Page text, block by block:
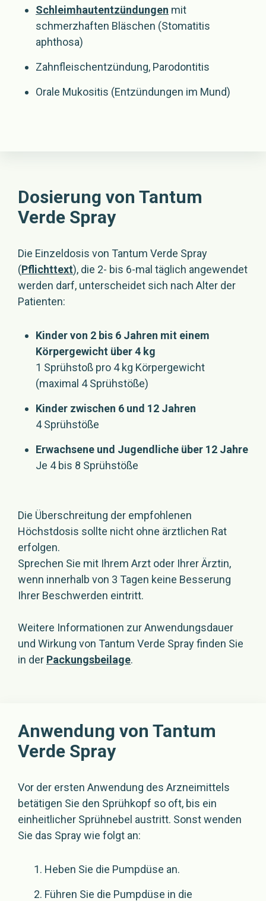
Schleimhautentzündungen mit
schmerzhaften Bläschen (Stomatitis
aphthosa)
Zahnfleischentzündung, Parodontitis
Orale Mukositis (Entzündungen im Mund)
Dosierung von Tantum
Verde Spray
Die Einzeldosis von Tantum Verde Spray
(Pflichttext), die 2- bis 6-mal täglich angewendet
werden darf, unterscheidet sich nach Alter der
Patienten:
Kinder von 2 bis 6 Jahren mit einem
Körpergewicht über 4 kg
1 Sprühstoß pro 4 kg Körpergewicht
(maximal 4 Sprühstöße)
Kinder zwischen 6 und 12 Jahren
4 Sprühstöße
Erwachsene und Jugendliche über 12 Jahre
Je 4 bis 8 Sprühstöße
Die Überschreitung der empfohlenen
Höchstdosis sollte nicht ohne ärztlichen Rat
erfolgen.
Sprechen Sie mit Ihrem Arzt oder Ihrer Ärztin,
wenn innerhalb von 3 Tagen keine Besserung
Ihrer Beschwerden eintritt.
Weitere Informationen zur Anwendungsdauer
und Wirkung von Tantum Verde Spray finden Sie
in der Packungsbeilage.
Anwendung von Tantum
Verde Spray
Vor der ersten Anwendung des Arzneimittels
betätigen Sie den Sprühkopf so oft, bis ein
einheitlicher Sprühnebel austritt. Sonst wenden
Sie das Spray wie folgt an:
Heben Sie die Pumpdüse an.
Führen Sie die Pumpdüse in die